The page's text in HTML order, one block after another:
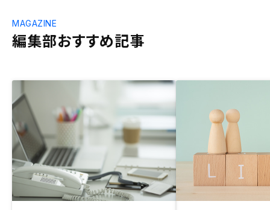
編集部おすすめ記事
MAGAZINE